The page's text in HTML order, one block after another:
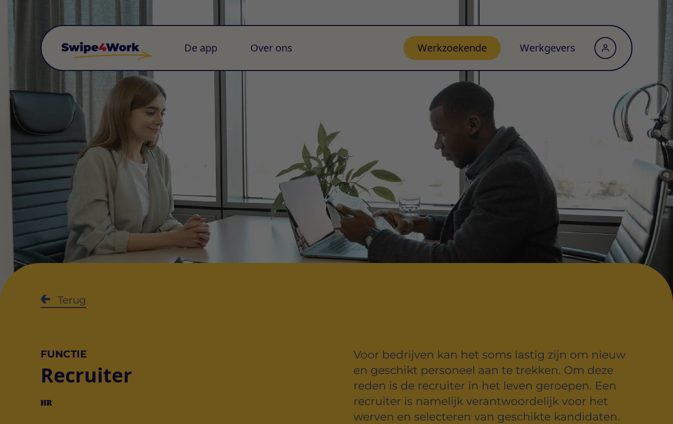
De app Over ons Werkzoekende Werkgevers
Terug
FUNCTIE
Recruiter
HR
Voor bedrijven kan het soms lastig zijn om nieuw
en geschikt personeel aan te trekken. Om deze
reden is de recruiter in het leven geroepen. Een
recruiter is namelijk verantwoordelijk voor het
werven en selecteren van geschikte kandidaten.